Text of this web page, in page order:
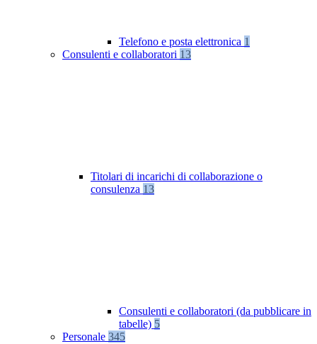
Telefono e posta elettronica 1
Consulenti e collaboratori 13
Titolari di incarichi di collaborazione o
consulenza 13
Consulenti e collaboratori (da pubblicare in
tabelle) 5
Personale 345